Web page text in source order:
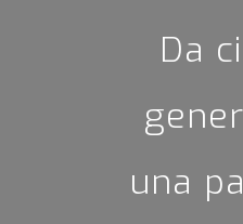
Da
una